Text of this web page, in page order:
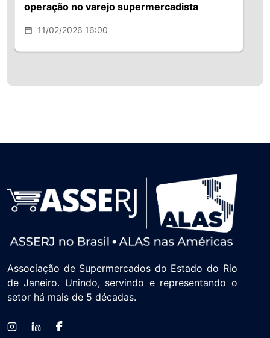
operação no varejo supermercadista
11/02/2026 16:00
Associação de Supermercados do Estado do Rio
de Janeiro. Unindo, servindo e representando o
setor há mais de 5 décadas.